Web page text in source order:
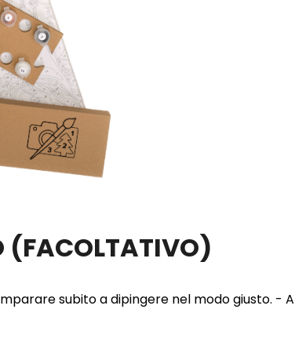
(FACOLTATIVO)
subito a dipingere nel modo giusto.